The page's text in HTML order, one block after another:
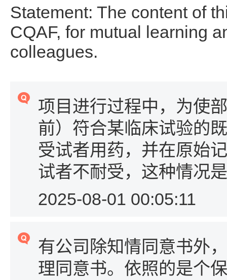
Statement: The content of
CQAF, for mutual learning
colleagues.
项目进行过程中，为使
前）符合某临床试验的
受试者用药，并在原始
试者不耐受，这种情况
2025-08-01 00:05:11
有公司除知情同意书外
理同意书。依照的是个